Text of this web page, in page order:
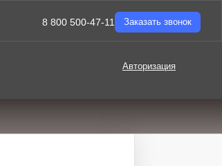
8 800 500-47-11 Заказать звонок
Авторизация